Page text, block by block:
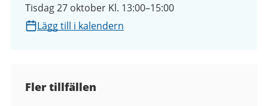
Tisdag 27 oktober Kl. 13:00–15:00
Lägg till i kalendern
Fler tillfällen